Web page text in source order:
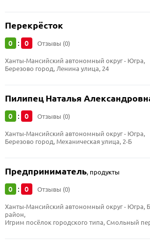
Перекрёсток
0 : 0 Отзывы (0)
Ханты-Мансийский автономный округ - Югра,
Березово город, Ленина улица, 24
Пилипец Наталья
0 : 0 Отзывы (0)
Ханты-Мансийский автономный округ - Югра,
Березово город, Механическая улица, 2-Б
Предприниматель, продукты
0 : 0 Отзывы (0)
Ханты-Мансийский автономный округ - Югра,
район,
Игрим посёлок городского типа, Смольный